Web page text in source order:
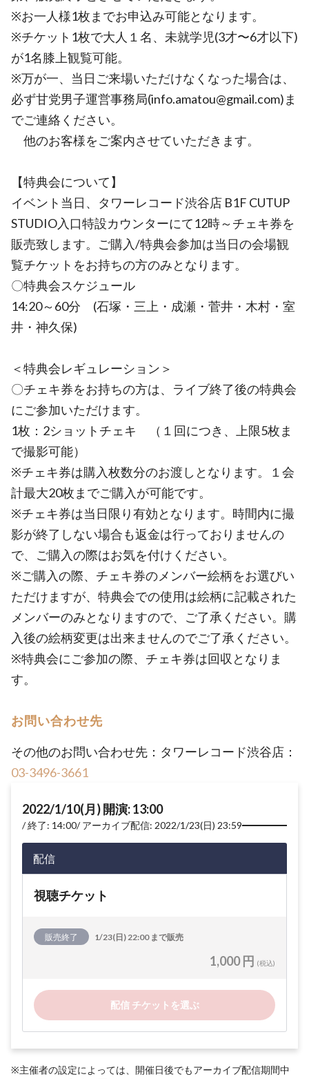
※お一人様1枚までお申込み可能となります。
※チケット1枚で大人１名、未就学児(3才〜6才以下)
が1名膝上観覧可能。
※万が一、当日ご来場いただけなくなった場合は、
必ず甘党男子運営事務局(info.amatou@gmail.com)ま
でご連絡ください。
他のお客様をご案内させていただきます。
【特典会について】
イベント当日、タワーレコード渋谷店 B1F CUTUP
STUDIO入口特設カウンターにて12時～チェキ券を
販売致します。ご購入/特典会参加は当日の会場観
覧チケットをお持ちの方のみとなります。
〇特典会スケジュール
14:20～60分 (石塚・三上・成瀬・菅井・木村・室
井・神久保)
＜特典会レギュレーション＞
〇チェキ券をお持ちの方は、ライブ終了後の特典会
にご参加いただけます。
1枚：2ショットチェキ （１回につき、上限5枚ま
で撮影可能）
※チェキ券は購入枚数分のお渡しとなります。１会
計最大20枚までご購入が可能です。
※チェキ券は当日限り有効となります。時間内に撮
影が終了しない場合も返金は行っておりませんの
で、ご購入の際はお気を付けください。
※ご購入の際、チェキ券のメンバー絵柄をお選びい
ただけますが、特典会での使用は絵柄に記載された
メンバーのみとなりますので、ご了承ください。購
入後の絵柄変更は出来ませんのでご了承ください。
※特典会にご参加の際、チェキ券は回収となりま
す。
お問い合わせ先
その他のお問い合わせ先：タワーレコード渋谷店：
03-3496-3661
2022/1/10(月) 開演: 13:00
終了: 14:00 アーカイブ配信: 2022/1/23(日) 23:59
配信
視聴チケット
販売終了 1/23(日) 22:00 まで販売
1,000 円 (税込)
配信 チケットを選ぶ
※主催者の設定によっては、開催日後でもアーカイブ配信期間中